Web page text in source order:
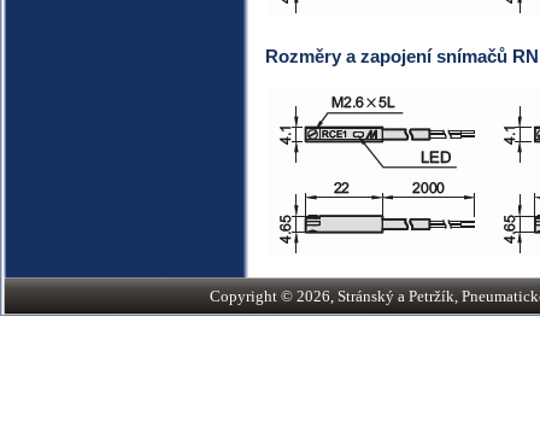
Rozměry a zapojení snímačů
Copyright © 2026, Stránský a Petržík,